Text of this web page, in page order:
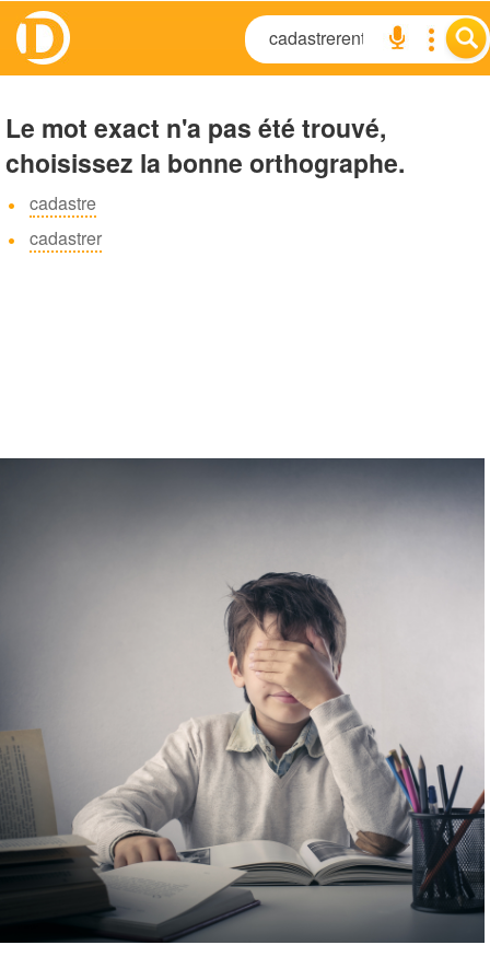
Le mot exact n'a pas été trouvé,
choisissez la bonne orthographe.
cadastre
cadastrer